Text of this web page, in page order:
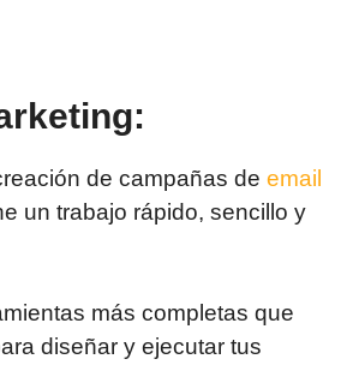
de campañas de email
un trabajo rápido, sencillo y
más completas que
diseñar y ejecutar tus